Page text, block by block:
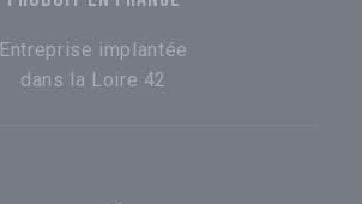
Entreprise implantée
dans la Loire 42